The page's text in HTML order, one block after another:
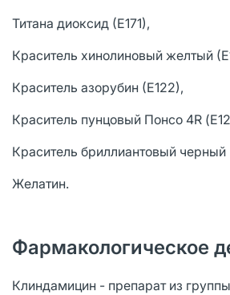
Титана диоксид (Е171),
Краситель хинолиновый желтый
Краситель азорубин (Е122),
Краситель пунцовый Понсо 4R
Краситель бриллиантовый черный
Желатин.
Фармакологическое
Клиндамицин - препарат из